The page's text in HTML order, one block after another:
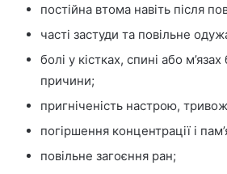
постійна втома навіть після
часті застуди та повільне
болі у кістках, спині або
причини;
пригніченість настрою,
погіршення концентрації і
повільне загоєння ран;